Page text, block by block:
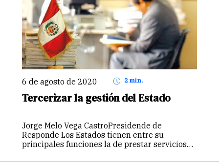
6 de agosto de 2020 2 min.
Tercerizar la gestión del Estado
Jorge Melo Vega CastroPresidende de
Responde Los Estados tienen entre su
principales funciones la de prestar servicios
eficiente de ofrecer servicios para todos y así